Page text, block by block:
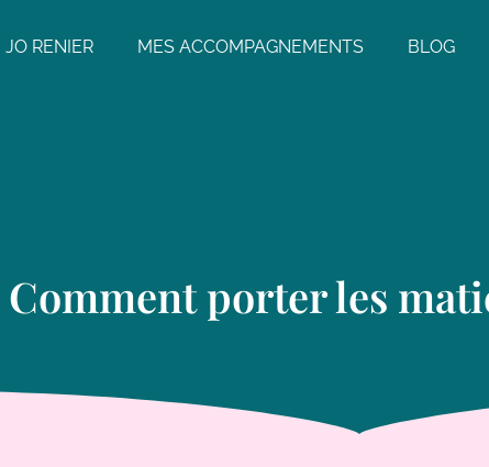
JO RENIER MES ACCOMPAGNEMENTS BLOG
Comment porter les